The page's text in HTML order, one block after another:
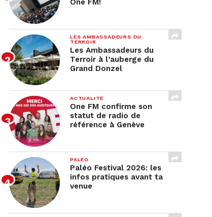
One FM!
LES AMBASSADEURS DU
TERROIR
Les Ambassadeurs du
Terroir à l’auberge du
Grand Donzel
ACTUALITÉ
One FM confirme son
statut de radio de
référence à Genève
PALÉO
Paléo Festival 2026: les
infos pratiques avant ta
venue